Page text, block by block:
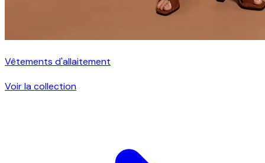
Vêtements d'allaitement
Voir la collection